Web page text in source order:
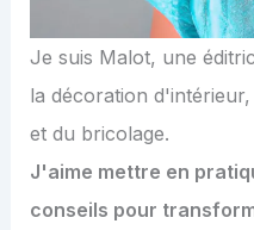
Je suis Malot, une
la décoration
et du bricolage.
J'aime mettre en
conseils pour